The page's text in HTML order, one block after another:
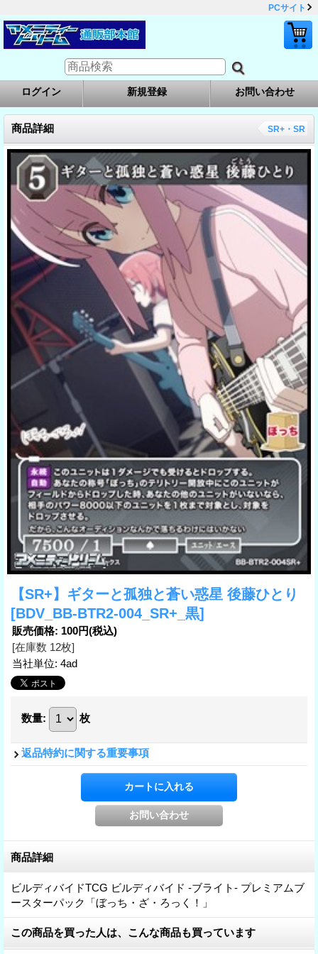
PCサイト
ログイン 新規登録 お問い合わせ
商品詳細 SR+・SR
【SR+】ギターと孤独と蒼い惑星 後藤ひとり
[BDV_BB-BTR2-004_SR+_黒]
販売価格: 100円(税込)
[在庫数 12枚]
当社単位: 4ad
数量: 枚
返品特約に関する重要事項
商品詳細
ビルディバイドTCG ビルディバイド -ブライト- プレミアムブ
ースターパック「ぼっち・ざ・ろっく！」
この商品を買った人は、こんな商品も買っています